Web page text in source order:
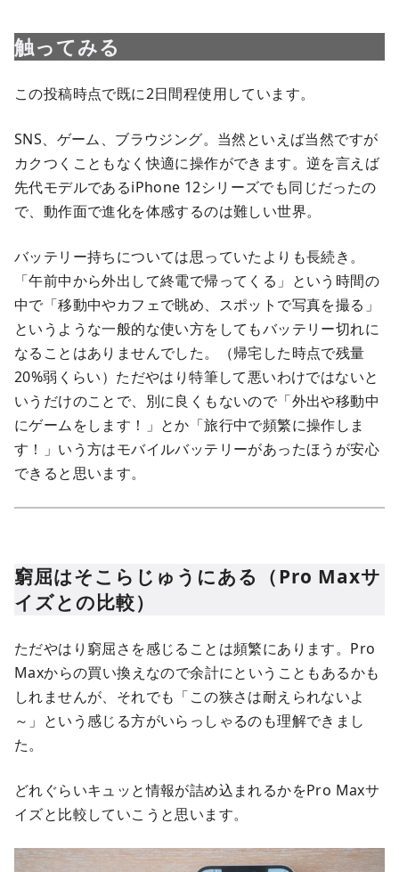
触ってみる
この投稿時点で既に2日間程使用しています。
SNS、ゲーム、ブラウジング。当然といえば当然ですが
カクつくこともなく快適に操作ができます。逆を言えば
先代モデルであるiPhone 12シリーズでも同じだったの
で、動作面で進化を体感するのは難しい世界。
バッテリー持ちについては思っていたよりも長続き。
「午前中から外出して終電で帰ってくる」という時間の
中で「移動中やカフェで眺め、スポットで写真を撮る」
というような一般的な使い方をしてもバッテリー切れに
なることはありませんでした。（帰宅した時点で残量
20%弱くらい）ただやはり特筆して悪いわけではないと
いうだけのことで、別に良くもないので「外出や移動中
にゲームをします！」とか「旅行中で頻繁に操作しま
す！」いう方はモバイルバッテリーがあったほうが安心
できると思います。
窮屈はそこらじゅうにある（Pro Maxサ
イズとの比較）
ただやはり窮屈さを感じることは頻繁にあります。Pro
Maxからの買い換えなので余計にということもあるかも
しれませんが、それでも「この狭さは耐えられないよ
～」という感じる方がいらっしゃるのも理解できまし
た。
どれぐらいキュッと情報が詰め込まれるかをPro Maxサ
イズと比較していこうと思います。